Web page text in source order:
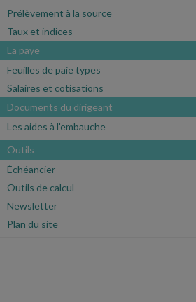
Prélèvement à la source
Taux et indices
La paye
Feuilles de paie types
Salaires et cotisations
Documents du dirigeant
Les aides à l'embauche
Outils
Échéancier
Outils de calcul
Newsletter
Plan du site